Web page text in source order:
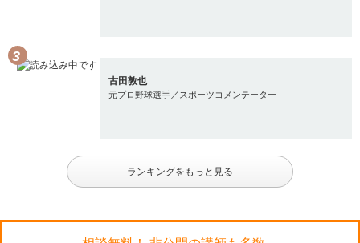
古田敦也
元プロ野球選手／スポーツコメンテーター
ランキングをもっと見る